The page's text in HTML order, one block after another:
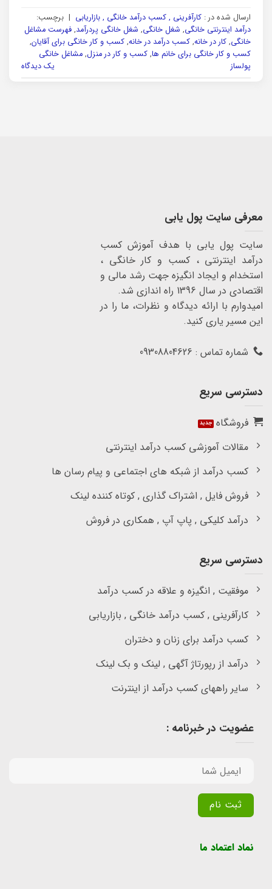
ارسال شده در : کارآفرینی , کسب درآمد خانگی , بازاریابی | برچسب:
درآمد اینترنتی خانگی, شغل خانگی, شغل خانگی پردرآمد, فهرست مشاغل
خانگی, کار در خانه, کسب درآمد در خانه, کسب و کار خانگی برای آقایان,
کسب و کار خانگی برای خانم ها, کسب و کار در منزل, مشاغل خانگی
پولساز
یک دیدگاه
معرفی سایت پول یابی
سایت پول یابی با هدف آموزش کسب
درآمد اینترنتی ، کسب و کار خانگی ،
استخدام و ایجاد انگیزه جهت رشد مالی و
اقتصادی در سال 1396 راه اندازی شد.
امیدوارم با ارائه دیدگاه و نظرات، ما را در
این مسیر یاری کنید.
شماره تماس : 09308804626
دسترسی سریع
فروشگاه
مقالات آموزشی کسب درآمد اینترنتی
کسب درآمد از شبکه های اجتماعی و پیام رسان ها
فروش فایل , اشتراک گذاری , کوتاه کننده لینک
درآمد کلیکی , پاپ آپ , همکاری در فروش
دسترسی سریع
موفقیت , انگیزه و علاقه در کسب درآمد
کارآفرینی , کسب درآمد خانگی , بازاریابی
کسب درآمد برای زنان و دختران
درآمد از رپورتاژ آگهی , لینک و بک لینک
سایر راههای کسب درآمد از اینترنت
عضویت در خبرنامه :
نماد اعتماد ما